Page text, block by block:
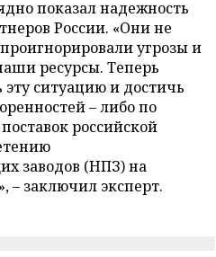
показал надежность
России. «Они не
угрозы и
ресурсы. Теперь
ситуацию и достичь
– либо по
российской
заводов (НПЗ) на
– заключил эксперт.